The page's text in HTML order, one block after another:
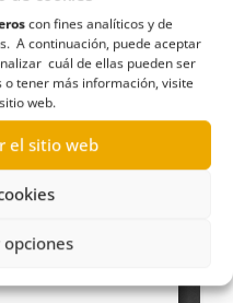
con fines analíticos y de
A continuación, puede aceptar
cuál de ellas pueden ser
tener más información, visite
web.
el sitio web